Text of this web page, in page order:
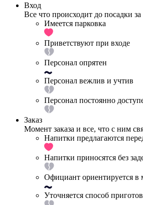
Вход
Все что происходит до посадки за
Имеется парковка
Приветствуют при входе
Персонал опрятен
Персонал вежлив и учтив
Персонал постоянно
Заказ
Момент заказа и все, что с ним
Напитки предлагаются
Напитки приносятся без
Официант ориентируется в
Уточняется способ